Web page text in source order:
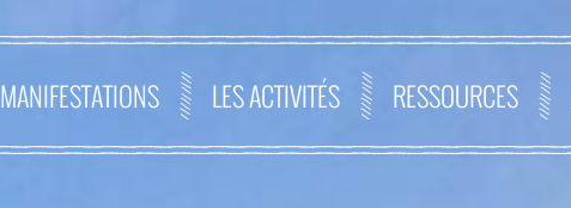
MANIFESTATIONS LES ACTIVITÉS RESSOURCES